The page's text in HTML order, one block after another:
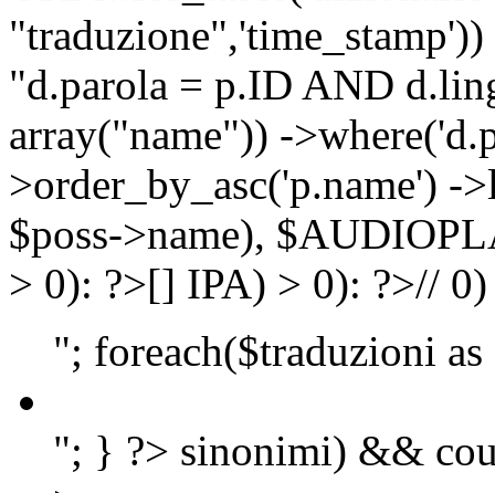
"d.parola = p.ID AND
array("name")) -
>order_by_asc('p.name')
$poss->name),
> 0): ?>[] IPA) > 0): ?>//
"; foreach($traduzioni
"; } ?> sinonimi) &&